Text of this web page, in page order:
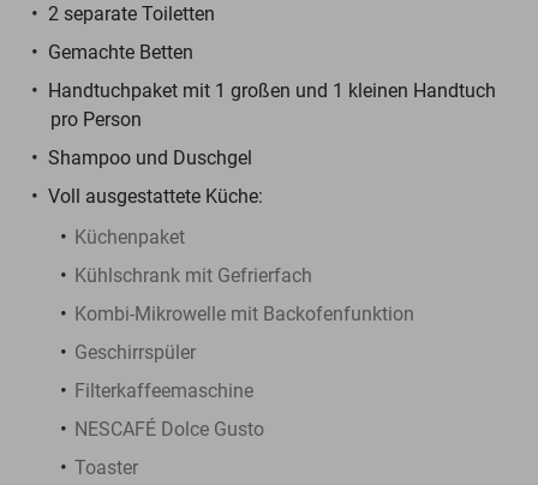
2 separate Toiletten
Gemachte Betten
Handtuchpaket mit 1 großen und 1 kleinen Handtuch
pro Person
Shampoo und Duschgel
Voll ausgestattete Küche:
Küchenpaket
Kühlschrank mit Gefrierfach
Kombi-Mikrowelle mit Backofenfunktion
Geschirrspüler
Filterkaffeemaschine
NESCAFÉ Dolce Gusto
Toaster